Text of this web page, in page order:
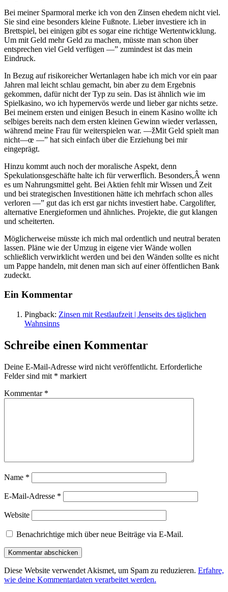
Bei meiner Sparmoral merke ich von den Zinsen ehedem nicht viel.
Sie sind eine besonders kleine Fußnote. Lieber investiere ich in
Brettspiel, bei einigen gibt es sogar eine richtige Wertentwicklung.
Um mit Geld mehr Geld zu machen, müsste man schon über
entsprechen viel Geld verfügen —” zumindest ist das mein
Eindruck.
In Bezug auf risikoreicher Wertanlagen habe ich mich vor ein paar
Jahren mal leicht schlau gemacht, bin aber zu dem Ergebnis
gekommen, dafür nicht der Typ zu sein. Das ist ähnlich wie im
Spielkasino, wo ich hypernervös werde und lieber gar nichts setze.
Bei meinem ersten und einigen Besuch in einem Kasino wollte ich
selbiges bereits nach dem ersten kleinen Gewinn wieder verlassen,
während meine Frau für weiterspielen war. —žMit Geld spielt man
nicht—œ —” hat sich einfach über die Erziehung bei mir
eingeprägt.
Hinzu kommt auch noch der moralische Aspekt, denn
Spekulationsgeschäfte halte ich für verwerflich. Besonders,Â wenn
es um Nahrungsmittel geht. Bei Aktien fehlt mir Wissen und Zeit
und bei strategischen Investitionen hätte ich mehrfach schon alles
verloren —” gut das ich erst gar nichts investiert habe. Cargolifter,
alternative Energieformen und ähnliches. Projekte, die gut klangen
und scheiterten.
Möglicherweise müsste ich mich mal ordentlich und neutral beraten
lassen. Pläne wie der Umzug in eigene vier Wände wollen
schließlich verwirklicht werden und bei den Wänden sollte es nicht
um Pappe handeln, mit denen man sich auf einer öffentlichen Bank
zudeckt.
Ein Kommentar
Pingback: Zinsen mit Restlaufzeit | Jenseits des täglichen
Wahnsinns
Schreibe einen Kommentar
Deine E-Mail-Adresse wird nicht veröffentlicht. Erforderliche
Felder sind mit * markiert
Kommentar *
Name *
E-Mail-Adresse *
Website
Benachrichtige mich über neue Beiträge via E-Mail.
Diese Website verwendet Akismet, um Spam zu reduzieren. Erfahre,
wie deine Kommentardaten verarbeitet werden.